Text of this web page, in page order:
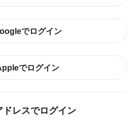
でログイン
でログイン
ドレスでログイン